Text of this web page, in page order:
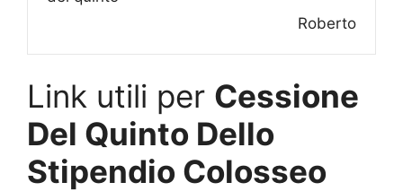
Roberto
Link utili per Cessione
Del Quinto Dello
Stipendio Colosseo